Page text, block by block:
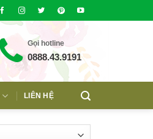
Gọi hotline
0888.43.9191
LIÊN HỆ